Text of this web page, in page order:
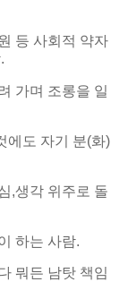
등 사회적 약자
가며 조롱을 일
에도 자기 분(화)
,생각 위주로 돌
하는 사람.
뭐든 남탓 책임